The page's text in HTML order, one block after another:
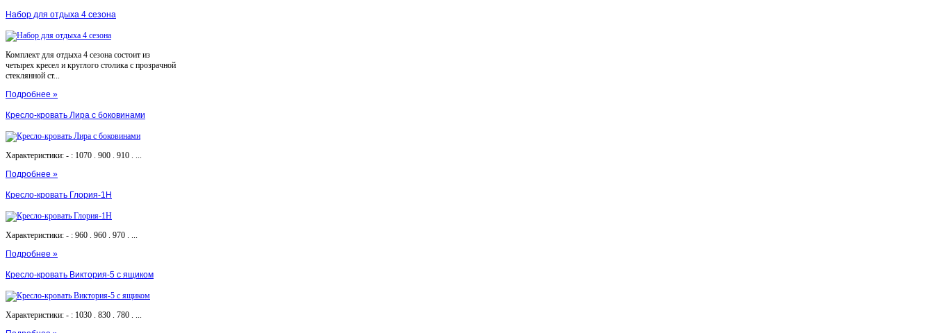
Набор для отдыха 4 сезона
Комплект для отдыха 4 сезона состоит из
четырех кресел и круглого столика с прозрачной
стеклянной ст...
Подробнее »
Кресло-кровать Лира с боковинами
Характеристики: - : 1070 . 900 . 910 . ...
Подробнее »
Кресло-кровать Глория-1Н
Характеристики: - : 960 . 960 . 970 . ...
Подробнее »
Кресло-кровать Виктория-5 с ящиком
Характеристики: - : 1030 . 830 . 780 . ...